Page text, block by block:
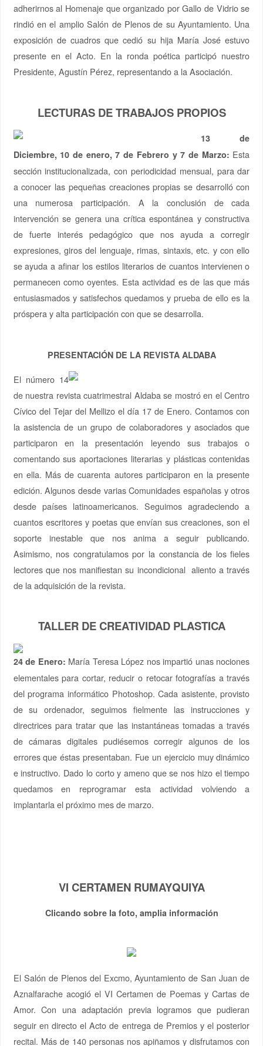
adherirnos al Homenaje que organizado por Gallo de Vidrio se
rindió en el amplio Salón de Plenos de su Ayuntamiento. Una
exposición de cuadros que cedió su hija María José estuvo
presente en el Acto. En la ronda poética participó nuestro
Presidente, Agustín Pérez, representando a la Asociación.
LECTURAS DE TRABAJOS PROPIOS
13 de
Diciembre, 10 de enero, 7 de Febrero y 7 de Marzo: Esta
sección institucionalizada, con periodicidad mensual, para dar
a conocer las pequeñas creaciones propias se desarrolló con
una numerosa participación. A la conclusión de cada
intervención se genera una crítica espontánea y constructiva
de fuerte interés pedagógico que nos ayuda a corregir
expresiones, giros del lenguaje, rimas, sintaxis, etc. y con ello
se ayuda a afinar los estilos literarios de cuantos intervienen o
permanecen como oyentes. Esta actividad es de las que más
entusiasmados y satisfechos quedamos y prueba de ello es la
próspera y alta participación con que se desarrolla.
PRESENTACIÓN DE LA REVISTA ALDABA
El número 14
de nuestra revista cuatrimestral Aldaba se mostró en el Centro
Cívico del Tejar del Mellizo el día 17 de Enero. Contamos con
la asistencia de un grupo de colaboradores y asociados que
participaron en la presentación leyendo sus trabajos o
comentando sus aportaciones literarias y plásticas contenidas
en ella. Más de cuarenta autores participaron en la presente
edición. Algunos desde varias Comunidades españolas y otros
desde países latinoamericanos. Seguimos agradeciendo a
cuantos escritores y poetas que envían sus creaciones, son el
soporte inestable que nos anima a seguir publicando.
Asimismo, nos congratulamos por la constancia de los fieles
lectores que nos manifiestan su incondicional aliento a través
de la adquisición de la revista.
TALLER DE CREATIVIDAD PLASTICA
24 de Enero: María Teresa López nos impartió unas nociones
elementales para cortar, reducir o retocar fotografías a través
del programa informático Photoshop. Cada asistente, provisto
de su ordenador, seguimos fielmente las instrucciones y
directrices para tratar que las instantáneas tomadas a través
de cámaras digitales pudiésemos corregir algunos de los
errores que éstas presentaban. Fue un ejercicio muy dinámico
e instructivo. Dado lo corto y ameno que se nos hizo el tiempo
quedamos en reprogramar esta actividad volviendo a
implantarla el próximo mes de marzo.
VI CERTAMEN RUMAYQUIYA
Clicando sobre la foto, amplia información
El Salón de Plenos del Excmo, Ayuntamiento de San Juan de
Aznalfarache acogió el VI Certamen de Poemas y Cartas de
Amor. Con una adaptación previa logramos que pudieran
seguir en directo el Acto de entrega de Premios y el posterior
recital. Más de 140 personas nos apiñamos y disfrutamos con